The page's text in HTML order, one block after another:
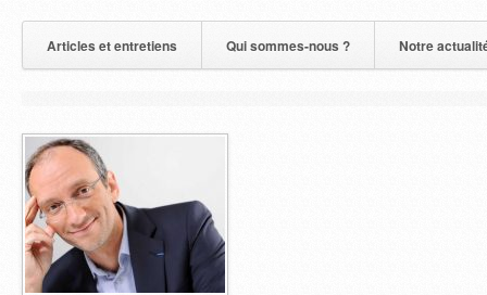
Articles et entretiens Qui sommes-nous ? Notre